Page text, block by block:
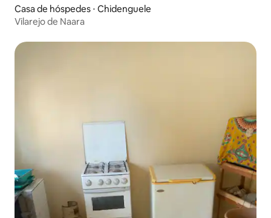
Casa de hóspedes ⋅ Chidenguele
Vilarejo de Naara